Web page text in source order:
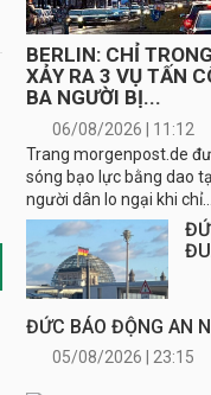
BERLIN: CHỈ
XẢY RA 3 VỤ TẤN
BA NGƯỜI BỊ...
06/08/2026 | 11:12
Trang morgenpost.de
sóng bạo lực bằng dao
người dân lo ngại khi chỉ...
ĐỨC BÁO ĐỘNG AN
05/08/2026 | 23:15